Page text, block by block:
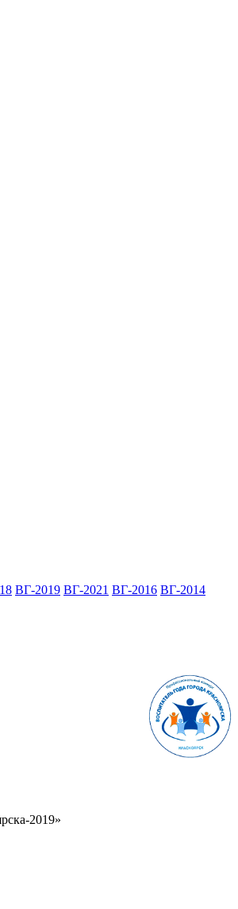
ВГ-2019 ВГ-2021 ВГ-2016 ВГ-2014
2019»